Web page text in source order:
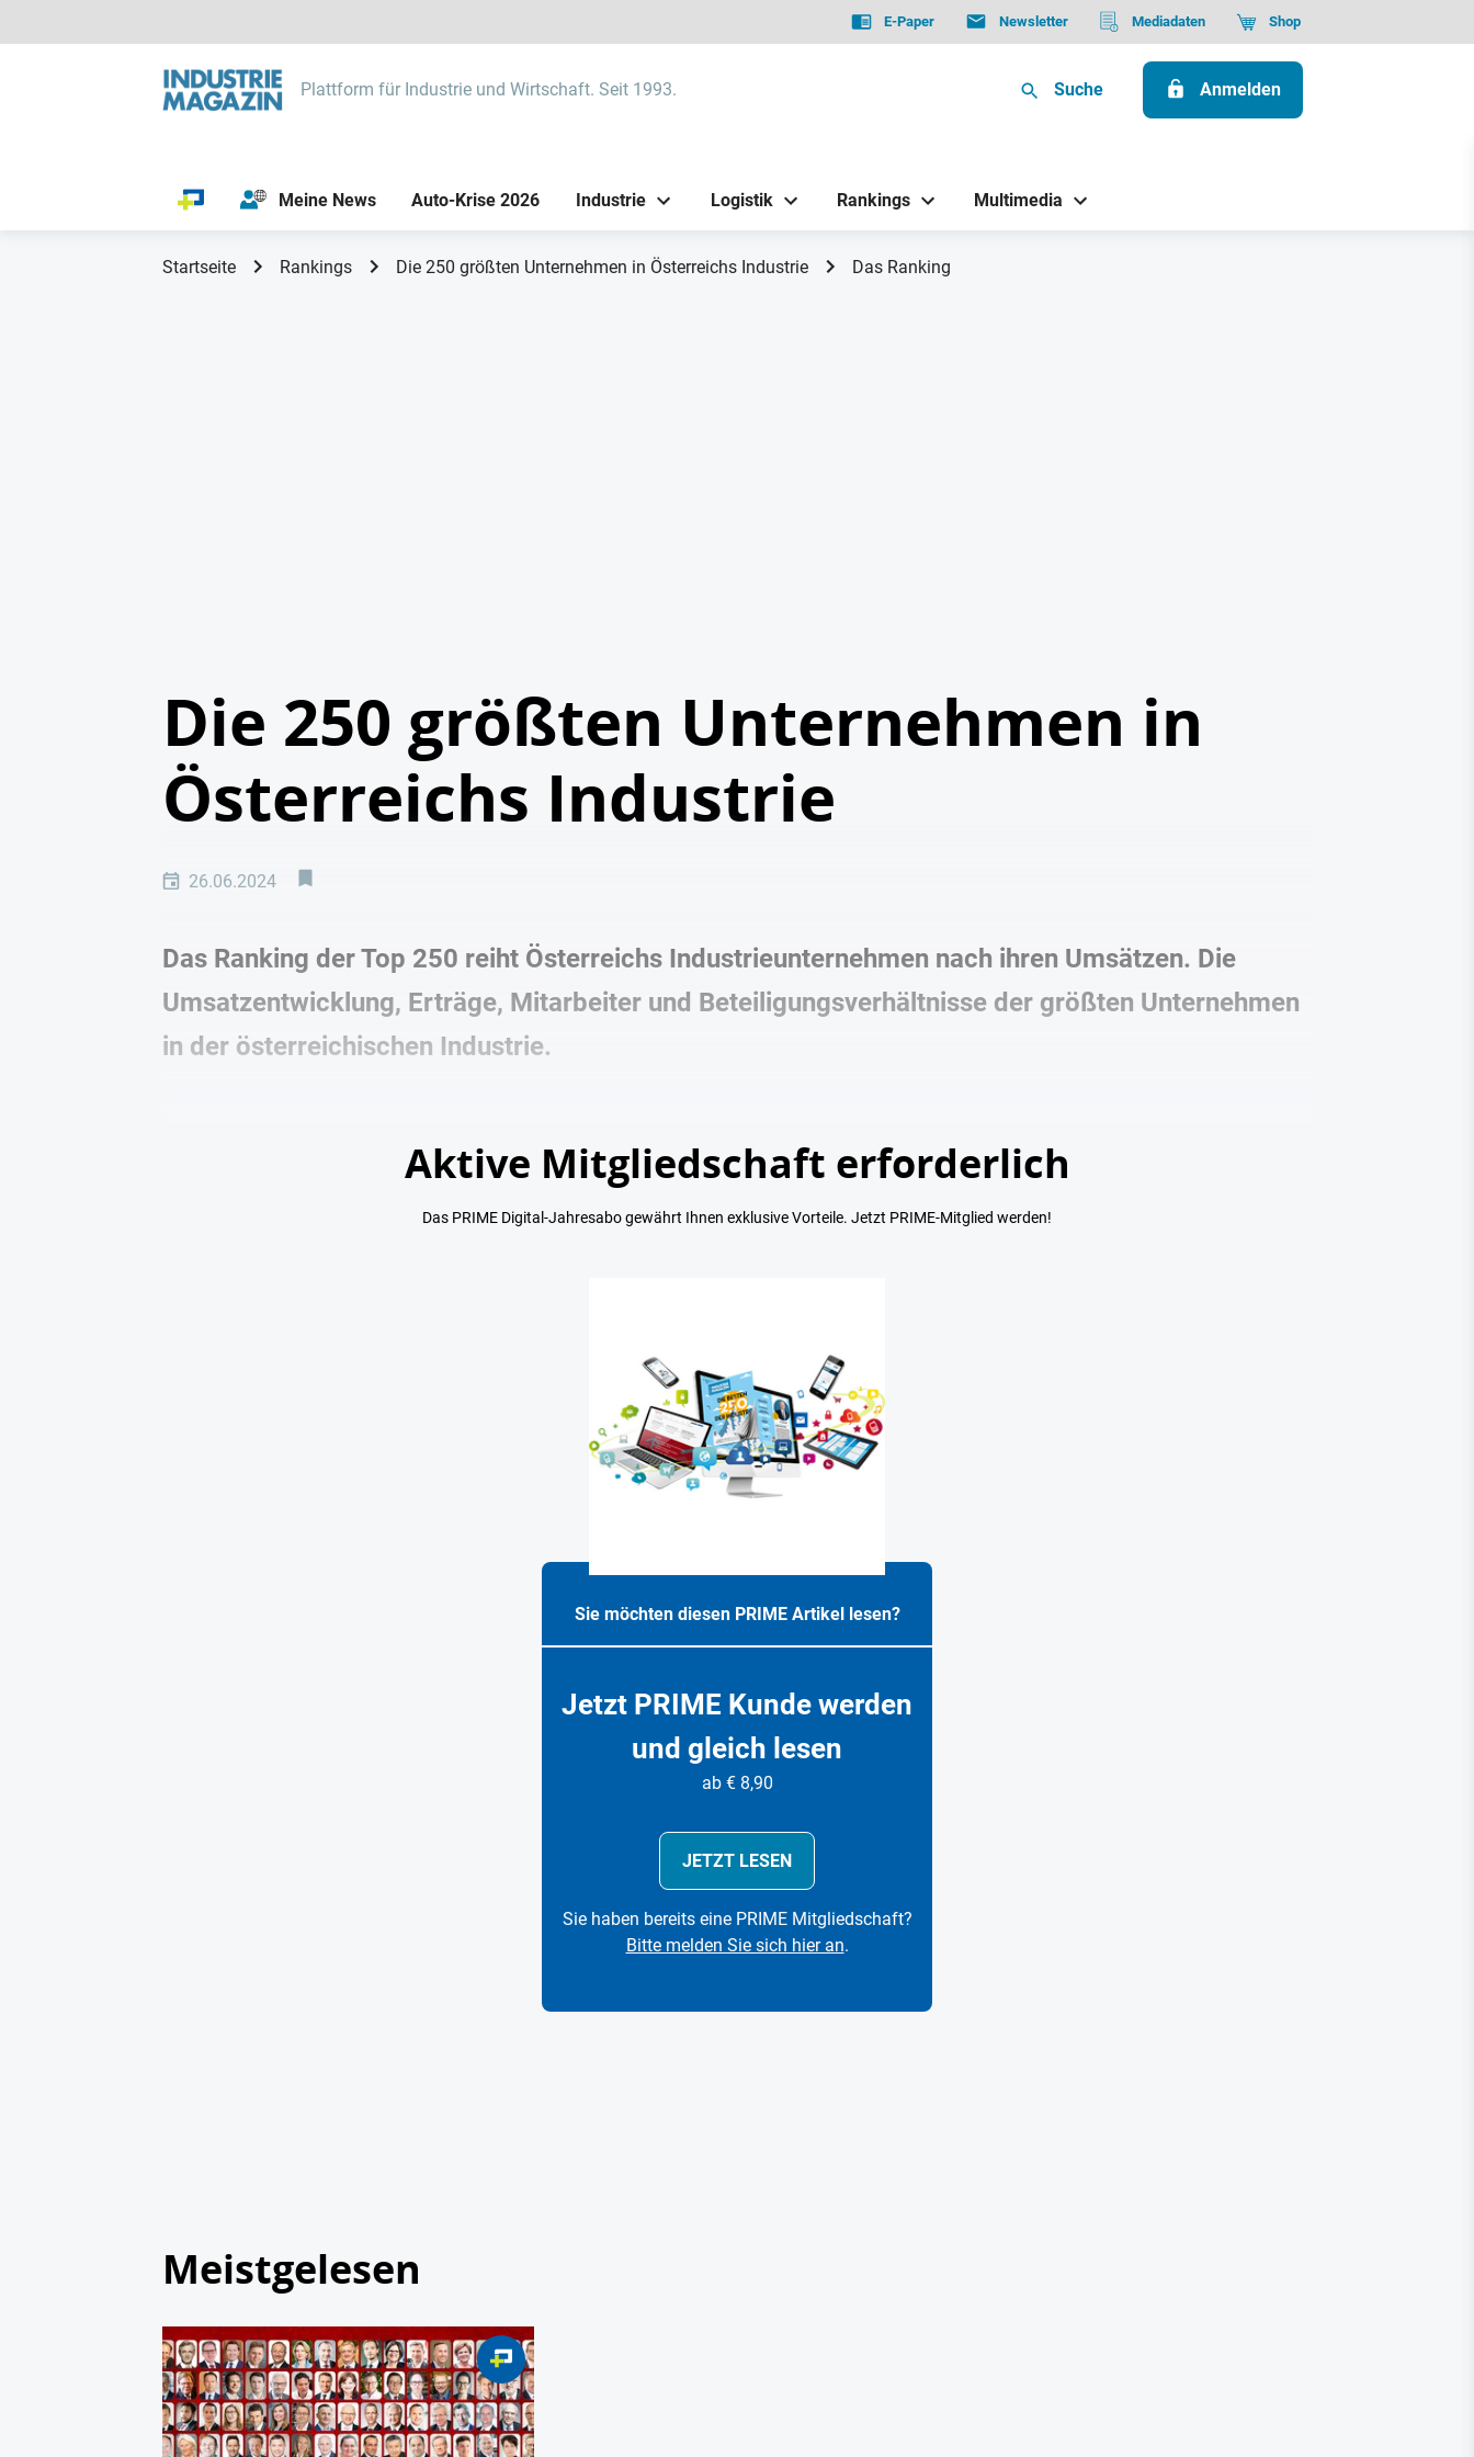
E-Paper Newsletter Mediadaten Shop
Plattform für Industrie und Wirtschaft. Seit 1993. Suche Anmelden
Meine News Auto-Krise 2026 Industrie Logistik Rankings Multimedia
Startseite Rankings Die 250 größten Unternehmen in Österreichs Industrie Das Ranking
Die 250 größten Unternehmen in
Österreichs Industrie
26.06.2024
Das Ranking der Top 250 reiht Österreichs Industrieunternehmen nach ihren Umsätzen. Die
Umsatzentwicklung, Erträge, Mitarbeiter und Beteiligungsverhältnisse der größten Unternehmen
in der österreichischen Industrie.
Aktive Mitgliedschaft erforderlich
Das PRIME Digital-Jahresabo gewährt Ihnen exklusive Vorteile. Jetzt PRIME-Mitglied werden!
Sie möchten diesen PRIME Artikel lesen?
Jetzt PRIME Kunde werden
und gleich lesen
ab € 8,90
JETZT LESEN
Sie haben bereits eine PRIME Mitgliedschaft?
Bitte melden Sie sich hier an.
Meistgelesen